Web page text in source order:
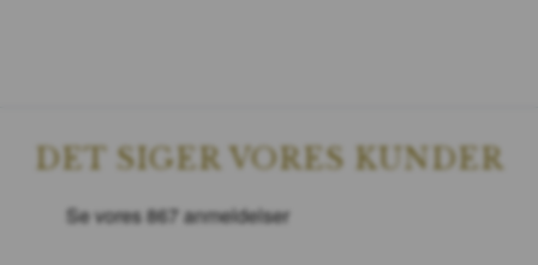
DET SIGER VORES KUNDER